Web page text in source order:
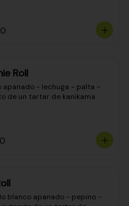
Roll
apanado - lechuga - palta -
de un tartar de kanikama
blanco apanado - pepino -